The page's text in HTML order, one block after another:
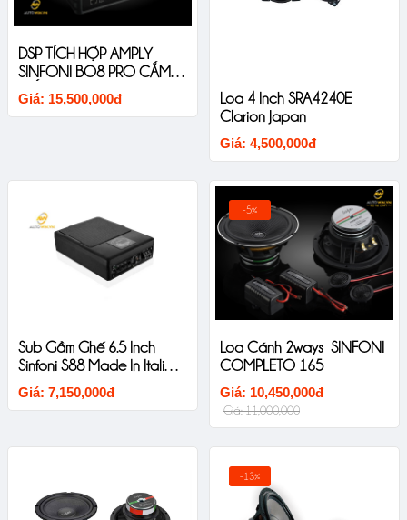
DSP TÍCH HỢP AMPLY
SINFONI BO8 PRO CẮM
GIẮC ZIN CHO XE ĐÃ CÓ
AMPLY
Giá: 15,500,000đ
Loa 4 Inch SRA4240E
Clarion Japan
Giá: 4,500,000đ
Sub Gầm Ghế 6.5 Inch
Sinfoni S88 Made In Italia
New Untral Thin
Giá: 7,150,000đ
-5%
Loa Cánh 2ways SINFONI
COMPLETO 165
Giá: 10,450,000đ
Giá: 11,000,000
-13%